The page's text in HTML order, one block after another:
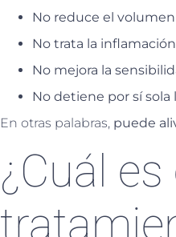
No reduce el
No trata la
No mejora la
No detiene por sí
En otras palabras, puede
¿Cuál